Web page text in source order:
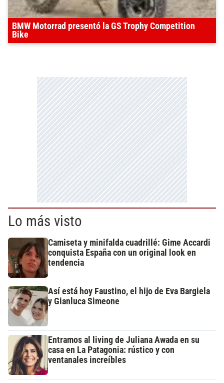
BMW Motorrad presentó la GS Trophy Competition
Bike
Lo más visto
Camiseta y minifalda cuadrillé: Gime Accardi
conquista España con un original look en
tendencia
Así está hoy Faustino, el hijo de Eva Bargiela
y Gianluca Simeone
Entramos al living de Juliana Awada en su
casa en La Patagonia: rústico y con
ventanales increíbles